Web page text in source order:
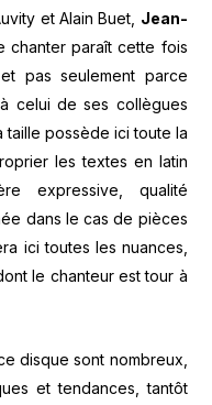
et Alain Buet, Jean-
chanter paraît cette fois
pas seulement parce
celui de ses collègues
taille possède ici toute la
les textes en latin
expressive, qualité
dans le cas de pièces
ici toutes les nuances,
le chanteur est tour à
disque sont nombreux,
et tendances, tantôt